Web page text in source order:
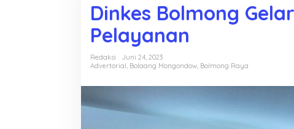
Dinkes Bolmong
Pelayanan
Redaksi
Juni 24, 2023
Advertorial, Bolaang Mongondow, Bolmong Raya